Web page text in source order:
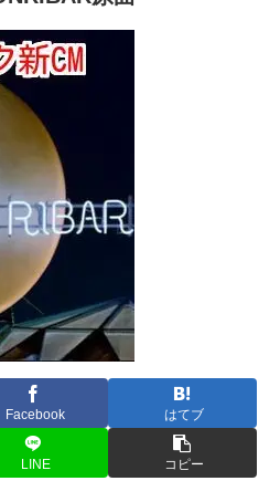
Facebook はてブ
LINE コピー